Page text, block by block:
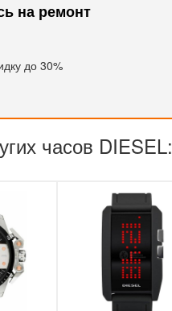
на ремонт
до 30%
часов DIESEL: